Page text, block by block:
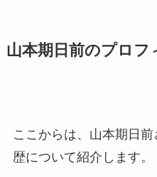
山本期日前のプロフ
ここからは、山本期日
歴について紹介します。